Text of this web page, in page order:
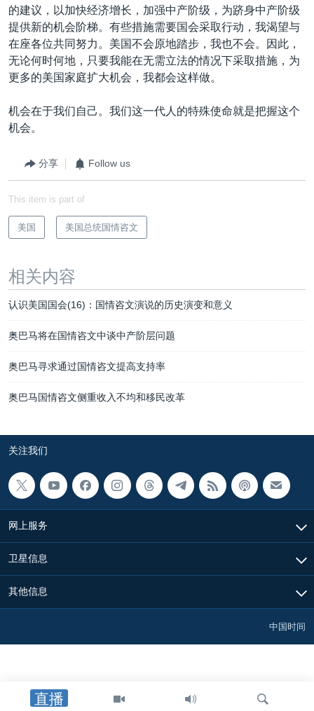
直播
的建议，以加快经济增长，加强中产阶级，为跻身中产阶级
提供新的机会阶梯。有些措施需要国会采取行动，我渴望与
在座各位共同努力。美国不会原地踏步，我也不会。因此，
无论何时何地，只要我能在无需立法的情况下采取措施，为
更多的美国家庭扩大机会，我都会这样做。
机会在于我们自己。我们这一代人的特殊使命就是把握这个
机会。
分享 Follow us
This item is part of
美国 美国总统国情咨文
相关内容
认识美国国会(16)：国情咨文演说的历史演变和意义
奥巴马将在国情咨文中谈中产阶层问题
奥巴马寻求通过国情咨文提高支持率
奥巴马国情咨文侧重收入不均和移民改革
关注我们
网上服务
卫星信息
其他信息
中国时间